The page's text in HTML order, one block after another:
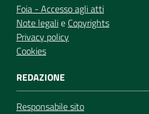
Foia - Accesso agli atti
Note legalie Copyrights
Privacy policy
Cookies
REDAZIONE
Responsabile sito